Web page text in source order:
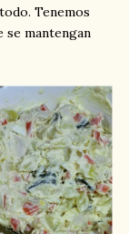
Tenemos
se mantengan